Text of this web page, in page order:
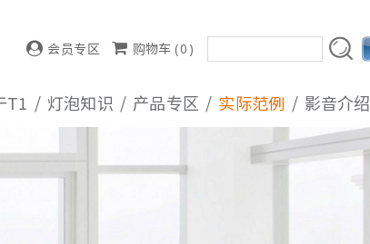
购物车 (0 )
会员专区
T1 灯泡知识 产品专区 实际范例 影音介绍